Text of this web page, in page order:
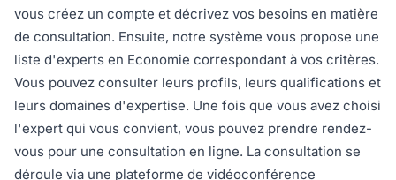
vous créez un compte et décrivez vos besoins en matière
de consultation. Ensuite, notre système vous propose une
liste d'experts en Economie correspondant à vos critères.
Vous pouvez consulter leurs profils, leurs qualifications et
leurs domaines d'expertise. Une fois que vous avez choisi
l'expert qui vous convient, vous pouvez prendre rendez-
vous pour une consultation en ligne. La consultation se
déroule via une plateforme de vidéoconférence